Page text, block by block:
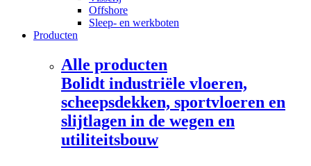
Offshore
Sleep- en werkboten
Producten
Alle producten
Bolidt industriële vloeren,
scheepsdekken, sportvloeren en
slijtlagen in de wegen en
utiliteitsbouw